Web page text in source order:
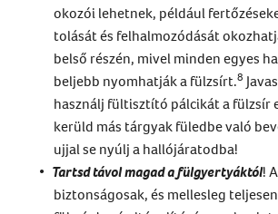
okozói lehetnek, például
tolását és felhalmozódását
belső részén, mivel minden egyes
beljebb nyomhatják a fülzsírt.8
használj fültisztító pálcikát a fülzsír
kerüld más tárgyak füledbe való
ujjal se nyúlj a hallójáratodba!
Tartsd távol magad a fülgyertyáktól!
biztonságosak, és mellesleg